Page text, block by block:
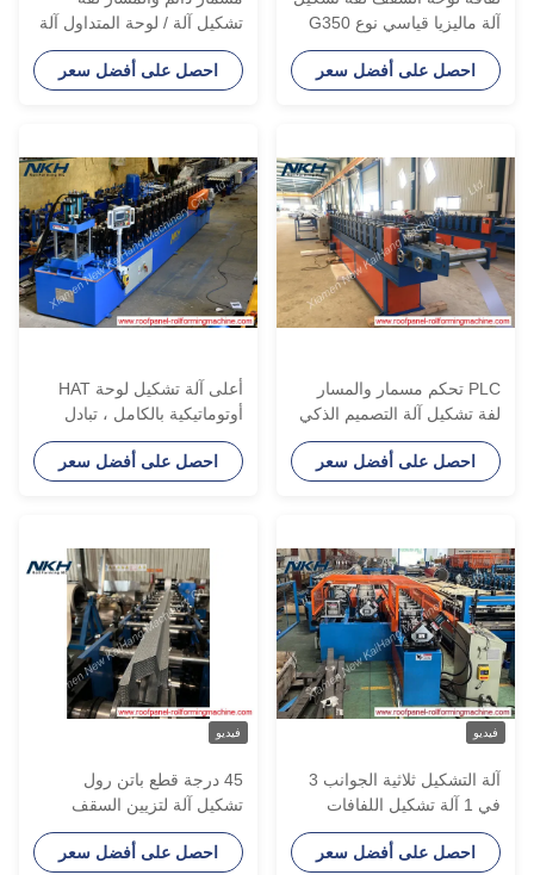
آلة ماليزيا قياسي نوع G350
احصل على أفضل سعر
تشكيل آلة / لوحة المتداول آلة
احصل على أفضل سعر
PLC تحكم مسمار والمسار
تشكيل آلة التصميم الذكي
تريم لفة السابق
احصل على أفضل سعر
أعلى آلة تشكيل لوحة HAT
أوتوماتيكية بالكامل ، تبادل
تلقائي بحجم شفة ، مطاحن
أوميغا المتداول
احصل على أفضل سعر
آلة التشكيل ثلاثية الجوانب 3
في 1 آلة تشكيل اللفافات
/ مسار / نفق / قناة /
الباب آلة تشكيل اللفافات
احصل على أفضل سعر
45 درجة قطع باتن رول
تشكيل آلة لتزيين السقف
الداخلي باتن سقف لجنة
القبعة العليا مع التراص
احصل على أفضل سعر